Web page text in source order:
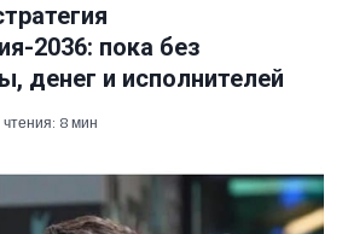
2036: пока без
денег и исполнителей
8 мин